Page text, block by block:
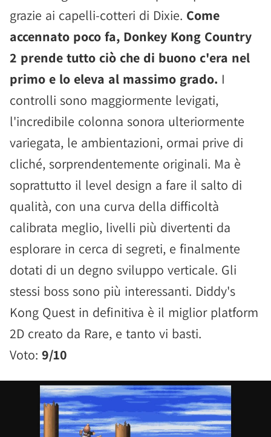
grazie ai capelli-cotteri di Dixie. Come
accennato poco fa, Donkey Kong Country
2 prende tutto ciò che di buono c'era nel
primo e lo eleva al massimo grado. I
controlli sono maggiormente levigati,
l'incredibile colonna sonora ulteriormente
variegata, le ambientazioni, ormai prive di
cliché, sorprendentemente originali. Ma è
soprattutto il level design a fare il salto di
qualità, con una curva della difficoltà
calibrata meglio, livelli più divertenti da
esplorare in cerca di segreti, e finalmente
dotati di un degno sviluppo verticale. Gli
stessi boss sono più interessanti. Diddy's
Kong Quest in definitiva è il miglior platform
2D creato da Rare, e tanto vi basti.
Voto: 9/10